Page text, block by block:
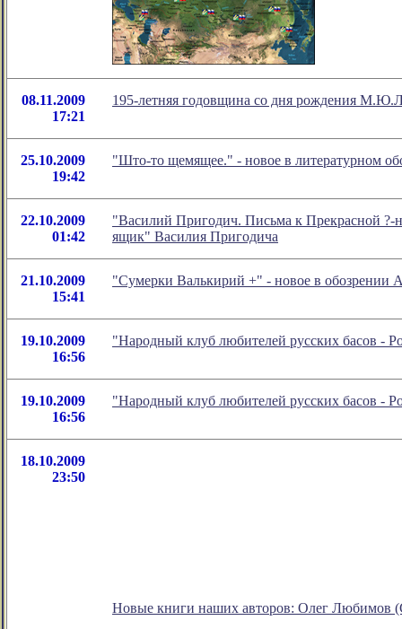
08.11.2009
17:21
195-летняя годовщина со дня рождения
25.10.2009
19:42
"Што-то щемящее." - новое в литературном
22.10.2009
01:42
"Василий Пригодич. Письма к Прекрасной ?-
ящик" Василия Пригодича
21.10.2009
15:41
"Сумерки Валькирий +" - новое в обозрении
19.10.2009
16:56
"Народный клуб любителей русских басов -
19.10.2009
16:56
"Народный клуб любителей русских басов -
18.10.2009
23:50
Новые книги наших авторов: Олег